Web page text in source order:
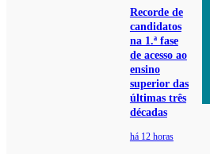
Recorde de
candidatos
na 1.ª fase
de acesso ao
ensino
superior das
últimas três
décadas
há 12 horas